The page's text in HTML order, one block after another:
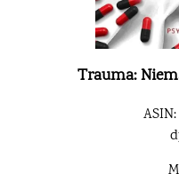
Trauma:
ASIN: